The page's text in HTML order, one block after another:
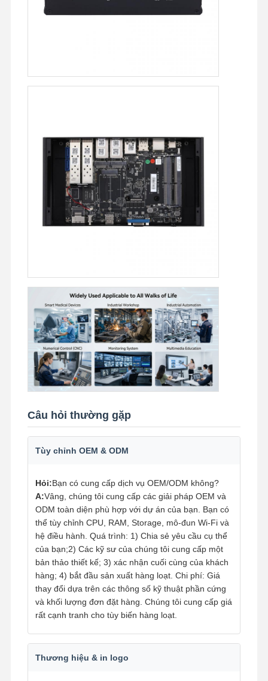
Câu hỏi thường gặp
Tùy chỉnh OEM & ODM
Hỏi:Bạn có cung cấp dịch vụ OEM/ODM không?
A:Vâng, chúng tôi cung cấp các giải pháp OEM và
ODM toàn diện phù hợp với dự án của bạn. Bạn có
thể tùy chỉnh CPU, RAM, Storage, mô-đun Wi-Fi và
hệ điều hành. Quá trình: 1) Chia sẻ yêu cầu cụ thể
của bạn;2) Các kỹ sư của chúng tôi cung cấp một
bản thảo thiết kế; 3) xác nhận cuối cùng của khách
hàng; 4) bắt đầu sản xuất hàng loạt. Chi phí: Giá
thay đổi dựa trên các thông số kỹ thuật phần cứng
và khối lượng đơn đặt hàng. Chúng tôi cung cấp giá
rất cạnh tranh cho tùy biến hàng loạt.
Thương hiệu & in logo